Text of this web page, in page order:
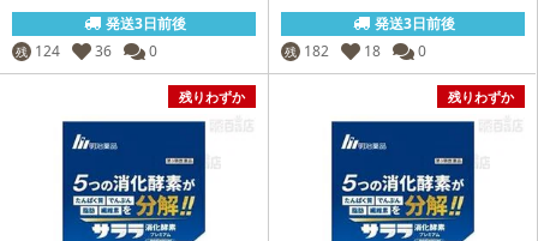
発送3日前後
残 124 36 0
発送3日前後
残 182 18 0
残りわずか 残りわずか